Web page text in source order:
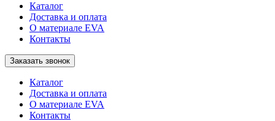
Каталог
Доставка и оплата
О материале EVA
Контакты
Заказать звонок
Каталог
Доставка и оплата
О материале EVA
Контакты